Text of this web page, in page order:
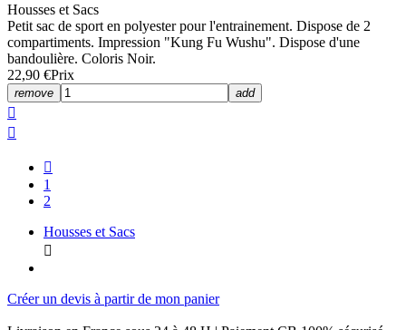
Housses et Sacs
Petit sac de sport en polyester pour l'entrainement. Dispose de 2
compartiments. Impression "Kung Fu Wushu". Dispose d'une
bandoulière. Coloris Noir.
22,90 €Prix
remove add



1
2
Housses et Sacs

Créer un devis à partir de mon panier